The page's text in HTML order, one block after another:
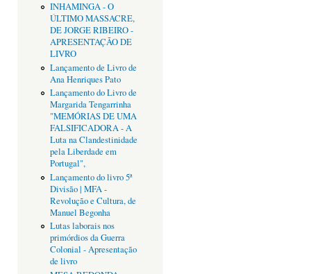
INHAMINGA - O
ÚLTIMO MASSACRE,
DE JORGE RIBEIRO -
APRESENTAÇÃO DE
LIVRO
Lançamento de Livro de
Ana Henriques Pato
Lançamento do Livro de
Margarida Tengarrinha
"MEMÓRIAS DE UMA
FALSIFICADORA - A
Luta na Clandestinidade
pela Liberdade em
Portugal",
Lançamento do livro 5ª
Divisão | MFA -
Revolução e Cultura, de
Manuel Begonha
Lutas laborais nos
primórdios da Guerra
Colonial - Apresentação
de livro